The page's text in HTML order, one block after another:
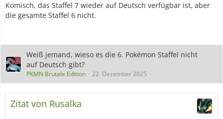
Komisch, das Staffel 7 wieder auf Deutsch verfügbar ist, aber
die gesamte Staffel 6 nicht.
Weiß jemand, wieso es die 6. Pokémon Staffel nicht
auf Deutsch gibt?
PKMN Brutale Edition 22. Dezember 2025
Zitat von Rusalka